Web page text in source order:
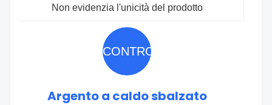
Non evidenzia l'unicità del prodotto
CONTRO
Argento a caldo sbalzato